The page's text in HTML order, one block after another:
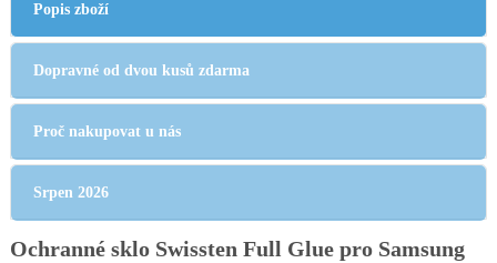
Popis zboží
Dopravné od dvou kusů zdarma
Proč nakupovat u nás
Srpen 2026
Ochranné sklo Swissten Full Glue pro Samsung